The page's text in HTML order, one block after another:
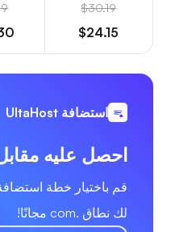
$30.19
$24.15
استضافة UltaHost
احصل عليه مقابل 0
لك نطاق .com مجانًا!